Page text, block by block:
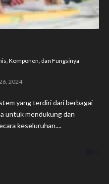
Komponen, dan Fungsinya
2024
yang terdiri dari berbagai
untuk mendukung dan
keseluruhan....